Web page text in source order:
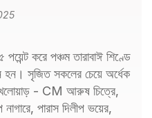
করে পঞ্চম তারাবাঈ শিণ্ডে
হন। সৃজিত সকলের চেয়ে অর্ধেক
- CM আরুষ চিত্রে,
পারাস দিলীপ ভয়ের,